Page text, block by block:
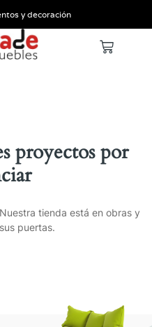
y decoración
proyectos por
tienda está en obras y
puertas.